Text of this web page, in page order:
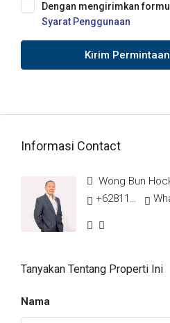
Dengan mengirimkan
Syarat Penggunaan
Kirim
Informasi Contact
Wong Bun
+628117718666
Tanyakan Tentang Properti Ini
Nama